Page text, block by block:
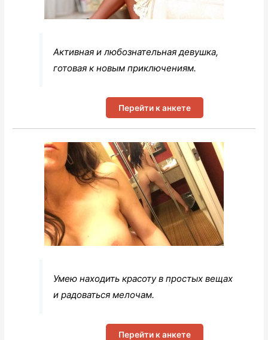
Активная и любознательная девушка,
готовая к новым приключениям.
Перейти к анкете
Умею находить красоту в простых вещах
и радоваться мелочам.
Перейти к анкете